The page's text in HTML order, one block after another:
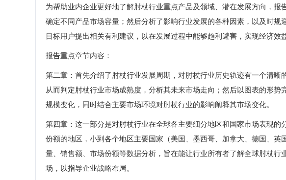
为帮助业内企业更好地了解肘杖行业重点产品及领域、潜在发展方向，
确定不同产品市场容量；然后分析了影响行业发展的各种因素，以及时
目标用户提出相关有利建议，以在发展过程中能够趋利避害，实现经济效
报告重点章节内容：
第二章：首先介绍了肘杖行业发展周期，对肘杖行业历史轨迹有一个清晰
从而判定肘杖行业市场成熟度，分析其未来市场走向；然后以图表的形
规模变化，同时结合主要市场环境对肘杖行业的影响阐释其市场变化。
第四章：这一部分是对肘杖行业在全球各主要细分地区和国家市场表现的
份额的地区，小到各个地区主要国家（美国、墨西哥、加拿大、德国、英
量、销售额、市场份额等数据分析，旨在能让行业所有者了解全球肘杖
场，以指导企业战略布局。